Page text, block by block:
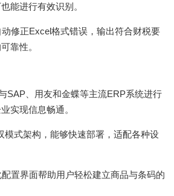
能进行有效识别。
修正Excel格式错误，输出符合财税要
靠性。
SAP、用友和金蝶等主流ERP系统进行
实现信息畅通。
模式架构，能够快速部署，适配各种设
置界面帮助用户轻松建立商品与条码的